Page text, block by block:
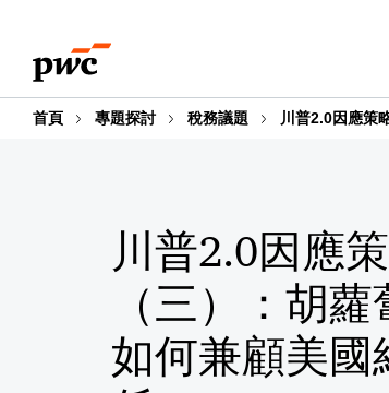
content
footer
首頁 專題探討 稅務議題 川普2.0因應策
川普2.0因應
（三）：胡
如何兼顧美國